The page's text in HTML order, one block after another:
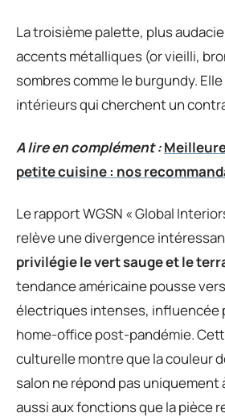
La troisième palette, plus
accents métalliques (or vieilli,
sombres comme le burgundy. Elle
intérieurs qui cherchent un
A lire en complément :
petite cuisine : nos
Le rapport WGSN « Global
relève une divergence
privilégie le vert sauge et le
tendance américaine pousse
électriques intenses, influencée
home-office post-pandémie.
culturelle montre que la couleur
salon ne répond pas uniquement
aussi aux fonctions que la pièce